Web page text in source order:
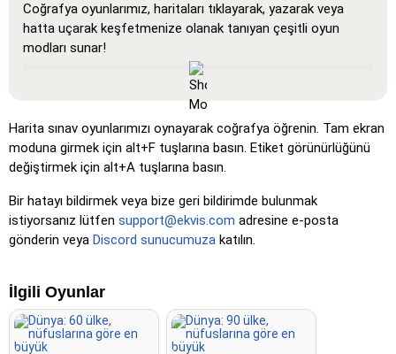
Coğrafya oyunlarımız, haritaları tıklayarak, yazarak veya
hatta uçarak keşfetmenize olanak tanıyan çeşitli oyun
modları sunar!
: Tüm konumların haritada göründüğü,
öğrenmeyi ve alışmayı kolaylaştıran bir öğrenme modu.
Tıkla (çok kolay): 'Tıkla' gibi çalışır, ancak fareyi bir
konumun üzerine getirdiğinizde adı görünür.
Tıkla (kolay) : 'Tıkla'ya benzer, ancak üç olası konum
Tıkla: Belirtilen konumu tam olarak tıklayın.
Tıkla (sert): 'Tıkla' gibi, ancak tıklanan konumlar orijinal
Tıkla (sınır yok)
bu da oyunu zorlaştırır.
Tıkla (bayraklar): 'Tıkla' gibi, ancak yalnızca bayrak
Harita sınav oyunlarımızı oynayarak coğrafya öğrenin. Tam ekran
moduna girmek için alt+F tuşlarına basın. Etiket görünürlüğünü
değiştirmek için alt+A tuşlarına basın.
Bir hatayı bildirmek veya bize geri bildirimde bulunmak
istiyorsanız lütfen support@ekvis.com adresine e-posta
gönderin veya Discord sunucumuza katılın.
İlgili Oyunlar